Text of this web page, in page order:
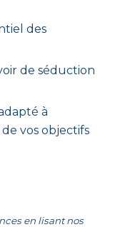
des
de séduction
à
de vos objectifs
en lisant nos